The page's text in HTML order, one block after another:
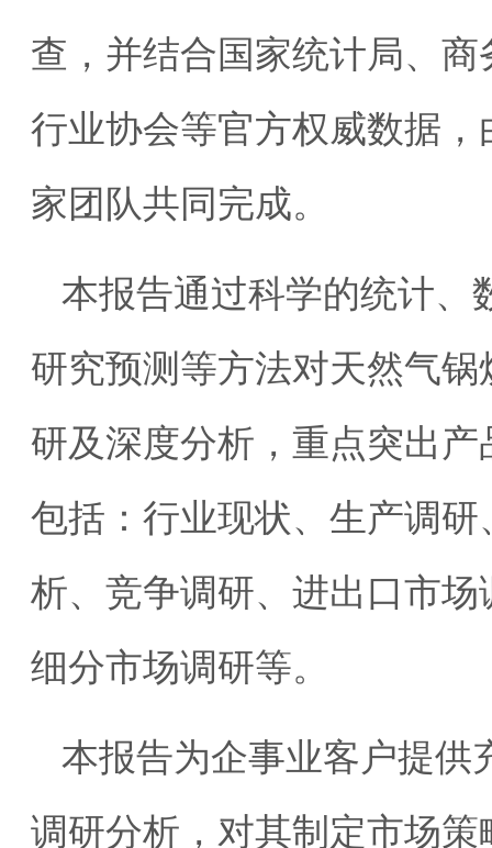
查，并结合国家统计局、
行业协会等官方权威数据
家团队共同完成。
本报告通过科学的统计、
研究预测等方法对天然气
研及深度分析，重点突出
包括：行业现状、生产调
析、竞争调研、进出口市
细分市场调研等。
本报告为企事业客户提供
调研分析，对其制定市场